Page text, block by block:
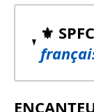
⚜️